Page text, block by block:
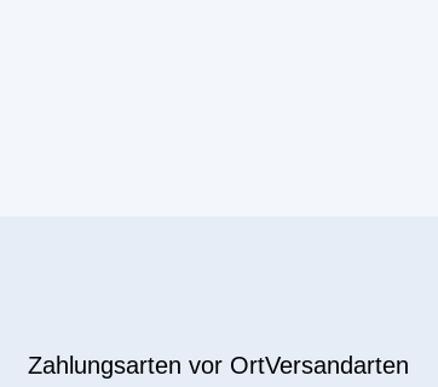
Zahlungsarten vor OrtVersandarten